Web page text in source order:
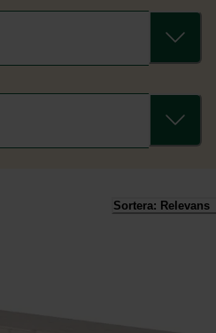
Sortera: Relevans